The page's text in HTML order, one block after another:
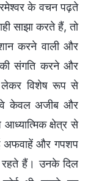
के वचन पढ़ते
साझा करते हैं, तो
करने वाली और
संगति करने और
लेकर विशेष रूप से
वे केवल अजीब और
क्षेत्र से
अफवाहें और गपशप
हैं। उनके दिल